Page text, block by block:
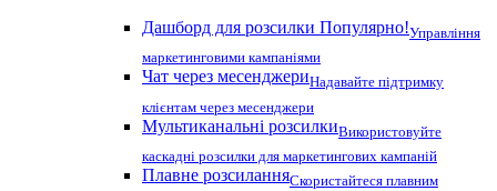
Дашборд для розсилки Популярно!Управління
маркетинговими кампаніями
Чат через месенджериНадавайте підтримку
клієнтам через месенджери
Мультиканальні розсилкиВикористовуйте
каскадні розсилки для маркетингових кампаній
Плавне розсиланняСкористайтеся плавним